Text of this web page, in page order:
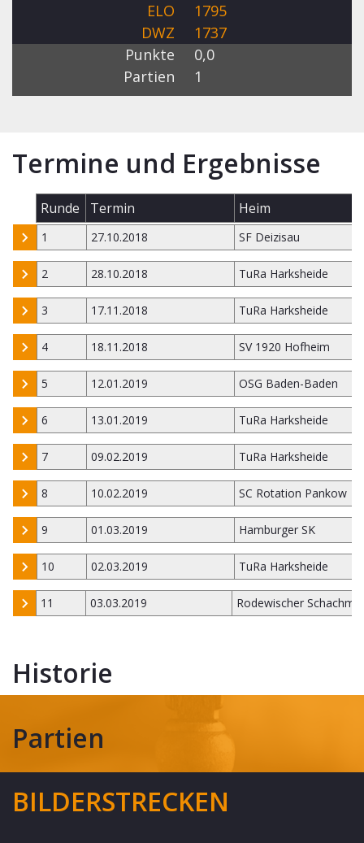
ELO
1795
DWZ
1737
Punkte
0,0
Partien
1
Termine und Ergebnisse
Runde Termin Heim
1 27.10.2018 SF Deizisau
2 28.10.2018 TuRa Harksheide
3 17.11.2018 TuRa Harksheide
4 18.11.2018 SV 1920 Hofheim
5 12.01.2019 OSG Baden-Baden
6 13.01.2019 TuRa Harksheide
7 09.02.2019 TuRa Harksheide
8 10.02.2019 SC Rotation Pankow
9 01.03.2019 Hamburger SK
10 02.03.2019 TuRa Harksheide
11 03.03.2019 Rodewischer
Historie
Partien
BILDERSTRECKEN